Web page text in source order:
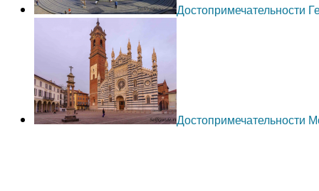
Достопримечательности
Достопримечательности